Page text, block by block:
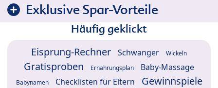
Exklusive Spar-Vorteile
Häufig geklickt
Eisprung-Rechner Schwanger Wickeln
Gratisproben Ernährungsplan Baby-Massage
Babynamen Checklisten für Eltern
Gewinnspiele